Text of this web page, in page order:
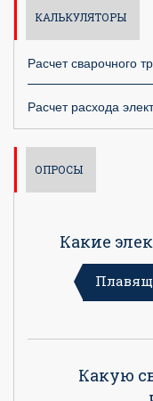
КАЛЬКУЛЯТОРЫ
Расчет сварочного
Расчет расхода
ОПРОСЫ
Какие
Какую